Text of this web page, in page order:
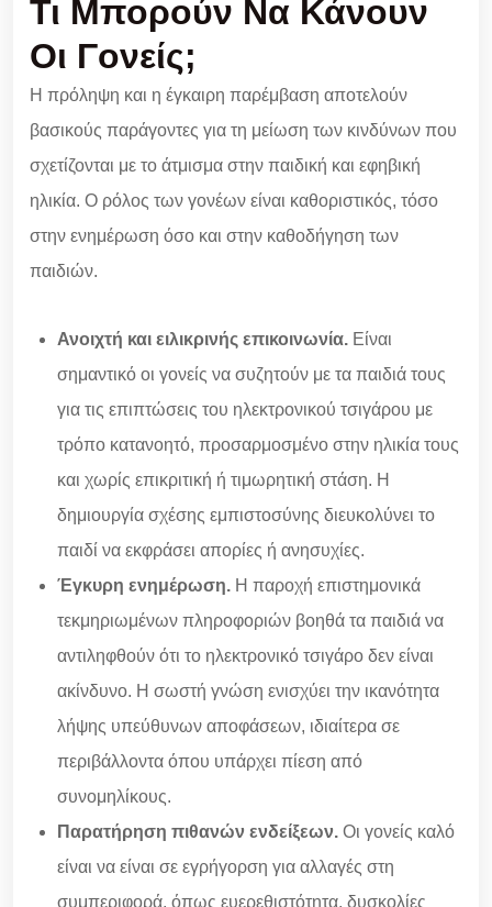
Τι Μπορούν Να Κάνουν
Οι Γονείς;
Η πρόληψη και η έγκαιρη παρέμβαση αποτελούν
βασικούς παράγοντες για τη μείωση των κινδύνων που
σχετίζονται με το άτμισμα στην παιδική και εφηβική
ηλικία. Ο ρόλος των γονέων είναι καθοριστικός, τόσο
στην ενημέρωση όσο και στην καθοδήγηση των
παιδιών.
Ανοιχτή και ειλικρινής επικοινωνία. Είναι
σημαντικό οι γονείς να συζητούν με τα παιδιά τους
για τις επιπτώσεις του ηλεκτρονικού τσιγάρου με
τρόπο κατανοητό, προσαρμοσμένο στην ηλικία τους
και χωρίς επικριτική ή τιμωρητική στάση. Η
δημιουργία σχέσης εμπιστοσύνης διευκολύνει το
παιδί να εκφράσει απορίες ή ανησυχίες.
Έγκυρη ενημέρωση. Η παροχή επιστημονικά
τεκμηριωμένων πληροφοριών βοηθά τα παιδιά να
αντιληφθούν ότι το ηλεκτρονικό τσιγάρο δεν είναι
ακίνδυνο. Η σωστή γνώση ενισχύει την ικανότητα
λήψης υπεύθυνων αποφάσεων, ιδιαίτερα σε
περιβάλλοντα όπου υπάρχει πίεση από
συνομηλίκους.
Παρατήρηση πιθανών ενδείξεων. Οι γονείς καλό
είναι να είναι σε εγρήγορση για αλλαγές στη
συμπεριφορά, όπως ευερεθιστότητα, δυσκολίες